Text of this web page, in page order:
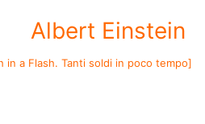
Albert Einstein
in a Flash. Tanti soldi in poco tempo]